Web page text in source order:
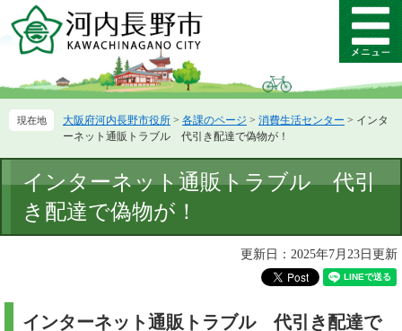
ー
先
ニ
を
て
メ
ニ
ー
大阪府河内長野市役所 > 各課のページ > 消費生活センター > インタ
ーネット通販トラブル 代引き配達で偽物が！
文
インターネット通販トラブル 代引
き配達で偽物が！
更新日：2025年7月23日更新
インターネット通販トラブル 代引き配達で